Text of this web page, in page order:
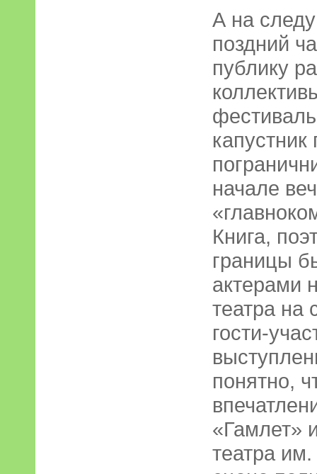
А на
поздний
публику
начале
Книга,
границы
актерами
театра на
гости-
понятно,
«Гамлет»
театра